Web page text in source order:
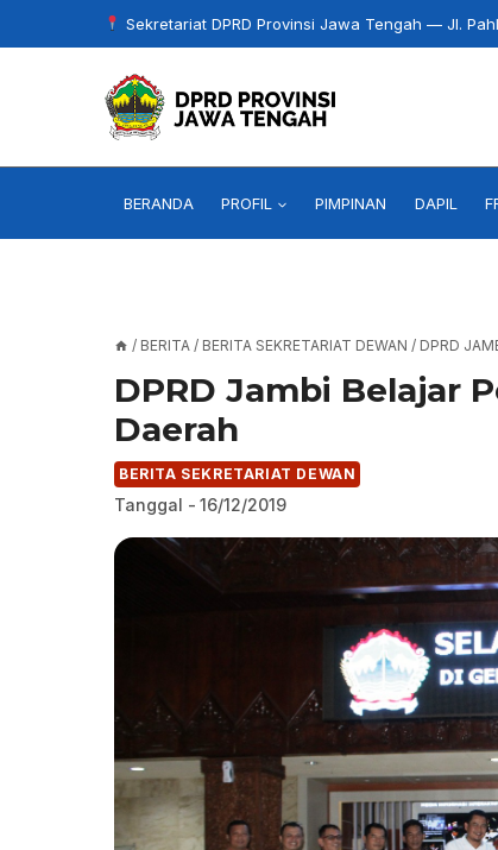
to
Sekretariat DPRD Provinsi Jawa Tengah — Jl.
BERANDA PROFIL PIMPINAN DAPIL
/ BERITA / BERITA SEKRETARIAT DEWAN / DPRD
DPRD Jambi Belajar
Daerah
BERITA SEKRETARIAT DEWAN
Tanggal - 16/12/2019